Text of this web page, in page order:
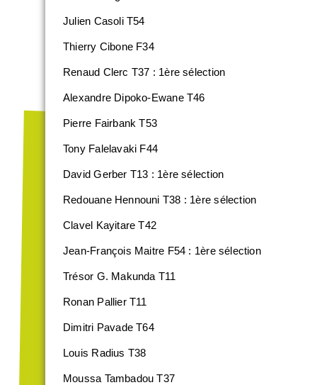
Julien Casoli T54
Thierry Cibone F34
Renaud Clerc T37 : 1ère sélection
Alexandre Dipoko-Ewane T46
Pierre Fairbank T53
Tony Falelavaki F44
David Gerber T13 : 1ère sélection
Redouane Hennouni T38 : 1ère sélection
Clavel Kayitare T42
Jean-François Maitre F54 : 1ère sélection
Trésor G. Makunda T11
Ronan Pallier T11
Dimitri Pavade T64
Louis Radius T38
Moussa Tambadou T37